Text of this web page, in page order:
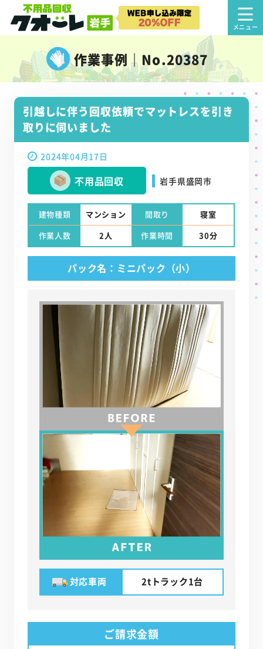
作業事例｜No.20387
引越しに伴う回収依頼でマットレスを引き
取りに伺いました
2024年04月17日
不用品回収 岩手県盛岡市
建物種類 マンション 間取り
寝室
作業人数
2人 作業時間 30分
パック名：ミニパック（小）
対応車両 2tトラック1台
ご請求金額